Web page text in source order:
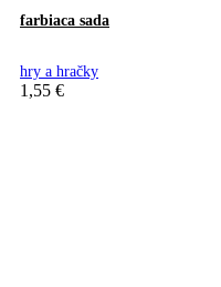
farbiaca sada
hry a hračky
1,55 €